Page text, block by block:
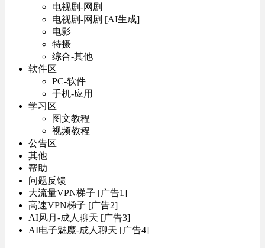
电视剧-网剧
电视剧-网剧 [AI生成]
电影
特摄
综合-其他
软件区
PC-软件
手机-应用
学习区
图文教程
视频教程
公告区
其他
帮助
问题反馈
大流量VPN梯子 [广告1]
高速VPN梯子 [广告2]
AI风月-成人聊天 [广告3]
AI电子魅魔-成人聊天 [广告4]